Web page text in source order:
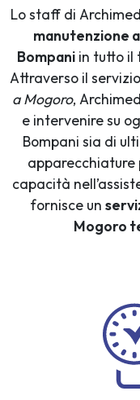
Lo staff di
manutenzione
Bompaniin tutto il
Attraverso il
a Mogoro,
e intervenire su
Bompani sia di
capacità
fornisce un
Mogoro